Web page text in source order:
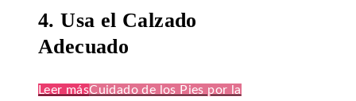
4. Usa el Calzado
Adecuado
Leer másCuidado de los Pies por la